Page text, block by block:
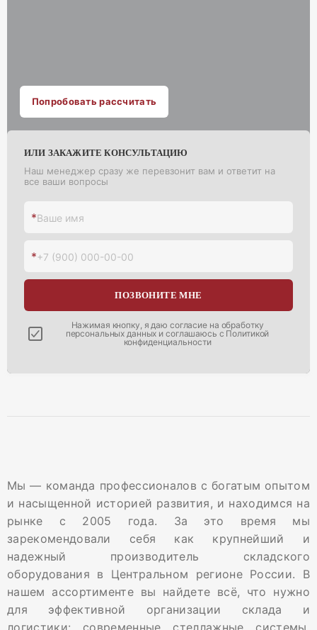
Попробовать рассчитать
ИЛИ ЗАКАЖИТЕ КОНСУЛЬТАЦИЮ
Наш менеджер сразу же перевзонит вам и ответит на
все ваши вопросы
*Ваше имя
*+7 (900) 000-00-00
ПОЗВОНИТЕ МНЕ
Нажимая кнопку, я даю согласие на обработку
персональных данных и соглашаюсь с Политикой
конфиденциальности
Мы — команда профессионалов с богатым опытом
и насыщенной историей развития, и находимся на
рынке с 2005 года. За это время мы
зарекомендовали себя как крупнейший и
надежный производитель складского
оборудования в Центральном регионе России. В
нашем ассортименте вы найдете всё, что нужно
для эффективной организации склада и
логистики: современные стеллажные системы,